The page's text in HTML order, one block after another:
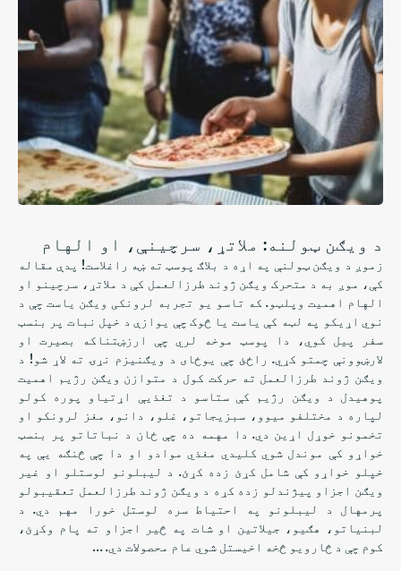
د ویګن ټولنه: ملاتړ، سرچینې، او الهام
زموږ د ویګن ټولنې په اړه د بلاګ پوسټ ته ښه راغلاست! پدې مقاله
کې، موږ به د متحرک ویګن ژوند طرزالعمل کې د ملاتړ، سرچینو او
الهام اهمیت وپلټو. که تاسو یو تجربه لرونکی ویګن یاست چې د
نوي اړیکو په لټه کې یاست یا څوک چې یوازې د خپل نبات پر بنسټ
سفر پیل کوي، دا پوسټ موخه لري چې ارزښتناکه بصیرت او
لارښوونې چمتو کړي. راځئ چې یوځای د ویګنیزم نړۍ ته لاړ شو! د
ویګن ژوند طرزالعمل ته حرکت کول د متوازن ویګن رژیم اهمیت
پوهیدل د ویګن رژیم کې ستاسو د تغذیې اړتیاو پوره کولو
لپاره د مختلفو میوو، سبزیجاتو، غلو، دانو، مغز لرونکو او
تخمونو خوړل اړین دي. دا مهمه ده چې ځان د نباتاتو پر بنسټ
خواړو کې موندل شوي کلیدي مغذي موادو او دا چې څنګه یې په
خپلو خواړو کې شامل کړئ زده کړئ. د لیبلونو لوستلو او غیر
ویګن اجزاو پیژندلو زده کړه د ویګن ژوند طرزالعمل تعقیبولو
پرمهال د لیبلونو په احتیاط سره لوستل خورا مهم دي. د
لبنیاتو، هګیو، جیلاتین او شات په څیر اجزاو ته پام وکړئ،
کوم چې د څارویو څخه اخیستل شوي عام محصولات دي. …